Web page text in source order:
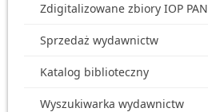
Zdigitalizowane zbiory IOP PAN
Sprzedaż wydawnictw
Katalog biblioteczny
Wyszukiwarka wydawnictw